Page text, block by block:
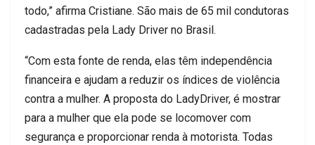
todo,” afirma Cristiane. São mais de 65 mil condutoras
cadastradas pela Lady Driver no Brasil.
“Com esta fonte de renda, elas têm independência
financeira e ajudam a reduzir os índices de violência
contra a mulher. A proposta do LadyDriver, é mostrar
para a mulher que ela pode se locomover com
segurança e proporcionar renda à motorista. Todas